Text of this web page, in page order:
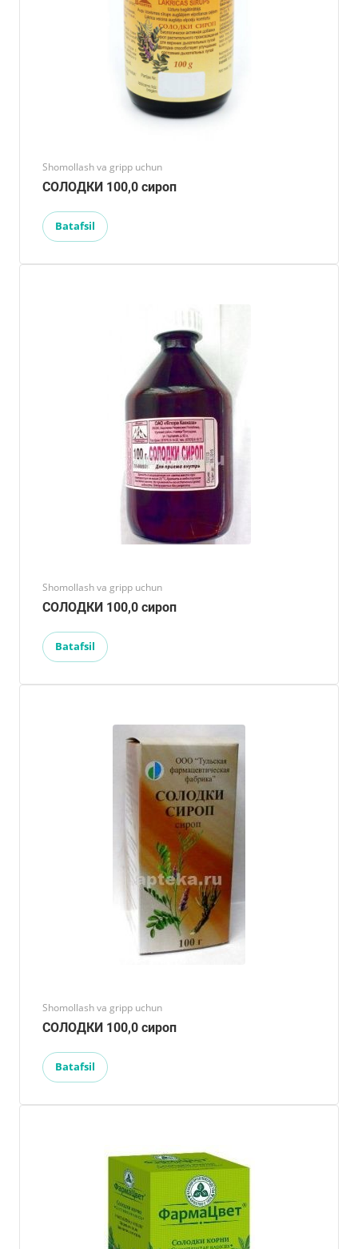
Shomollash va gripp uchun
СОЛОДКИ 100,0 сироп
Batafsil
Shomollash va gripp uchun
СОЛОДКИ 100,0 сироп
Batafsil
Shomollash va gripp uchun
СОЛОДКИ 100,0 сироп
Batafsil